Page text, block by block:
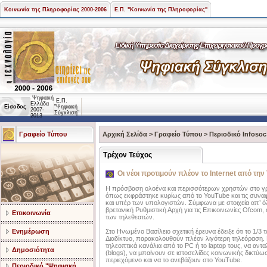
Κοινωνία της Πληροφορίας 2000-2006 Ε.Π. "Κοινωνία της Πληροφορίας"
Είσοδος
Ψηφιακή
Ελλάδα
2007-
2013
Ε.Π.
"Ψηφιακή
Σύγκλιση"
Γραφείο Τύπου
Επικοινωνία
Ενημέρωση
Δημοσιότητα
Αρχική Σελίδα > Γραφείο Τύπου > Περιοδικό Infosoc
Τρέχον Τεύχος
Οι νέοι προτιμούν πλέον το Internet από την
Η πρόσβαση ολοένα και περισσότερων χρηστών στο
όπως εκφράστηκε κυρίως από το YouTube και τις
και υπέρ των υπολογιστών. Σύμφωνα με στοιχεία απ’
βρετανική Ρυθμιστική Αρχή για τις Επικοινωνίες
των τηλεθεατών.
Στο Ηνωμένο Βασίλειο σχετική έρευνα έδειξε ότι το
Διαδίκτυο, παρακολουθούν πλέον λιγότερη τηλεόραση.
τηλεοπτικά κανάλια από το PC ή το laptop τους, να
(blogs), να μπαίνουν σε ιστοσελίδες κοινωνικής
περιεχόμενο και να το ανεβάζουν στο YouTube.